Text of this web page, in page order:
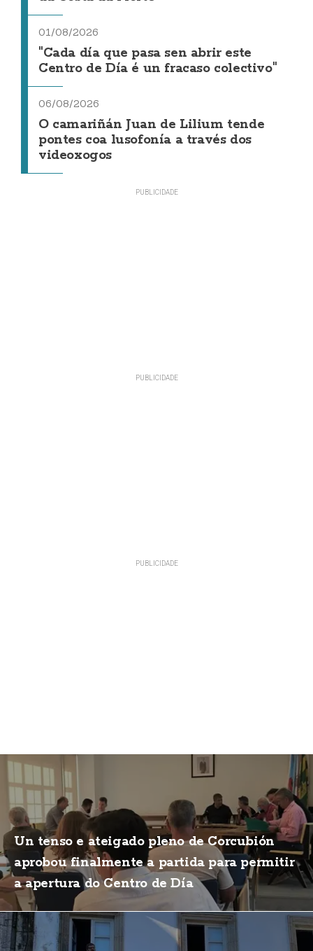
01/08/2026
"Cada día que pasa sen abrir este
Centro de Día é un fracaso colectivo"
06/08/2026
O camariñán Juan de Lilium tende
pontes coa lusofonía a través dos
videoxogos
Un tenso e ateigado pleno de Corcubión
aprobou finalmente a partida para permitir
a apertura do Centro de Día